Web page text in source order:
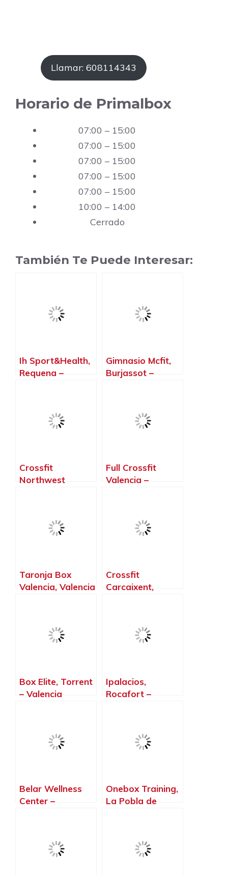
Llamar: 608114343
Horario de Primalbox
07:00 – 15:00
07:00 – 15:00
07:00 – 15:00
07:00 – 15:00
07:00 – 15:00
10:00 – 14:00
Cerrado
También Te Puede Interesar:
Ih Sport&Health,
Requena –
Gimnasio Mcfit,
Burjassot –
Crossfit
Northwest
Full Crossfit
Valencia –
Taronja Box
Valencia, Valencia
Crossfit
Carcaixent,
Box Elite, Torrent
– Valencia
Ipalacios,
Rocafort –
Belar Wellness
Center –
Reducidos
Onebox Training,
La Pobla de